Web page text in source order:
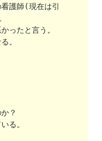
護師(現在は引
ったと言う。
。
？
る。